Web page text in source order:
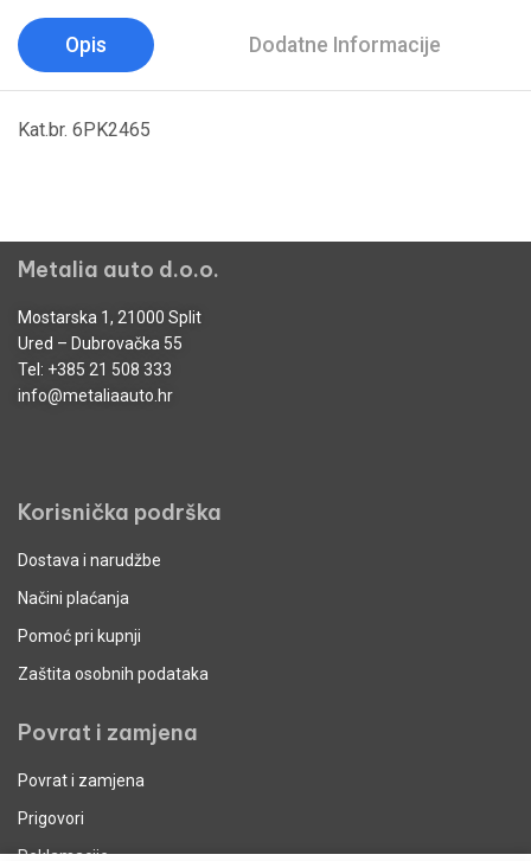
Opis Dodatne Informacije
Kat.br. 6PK2465
Metalia auto d.o.o.
Mostarska 1, 21000 Split
Ured – Dubrovačka 55
Tel: +385 21 508 333
info@metaliaauto.hr
Korisnička podrška
Dostava i narudžbe
Načini plaćanja
Pomoć pri kupnji
Zaštita osobnih podataka
Povrat i zamjena
Povrat i zamjena
Prigovori
Reklamacije